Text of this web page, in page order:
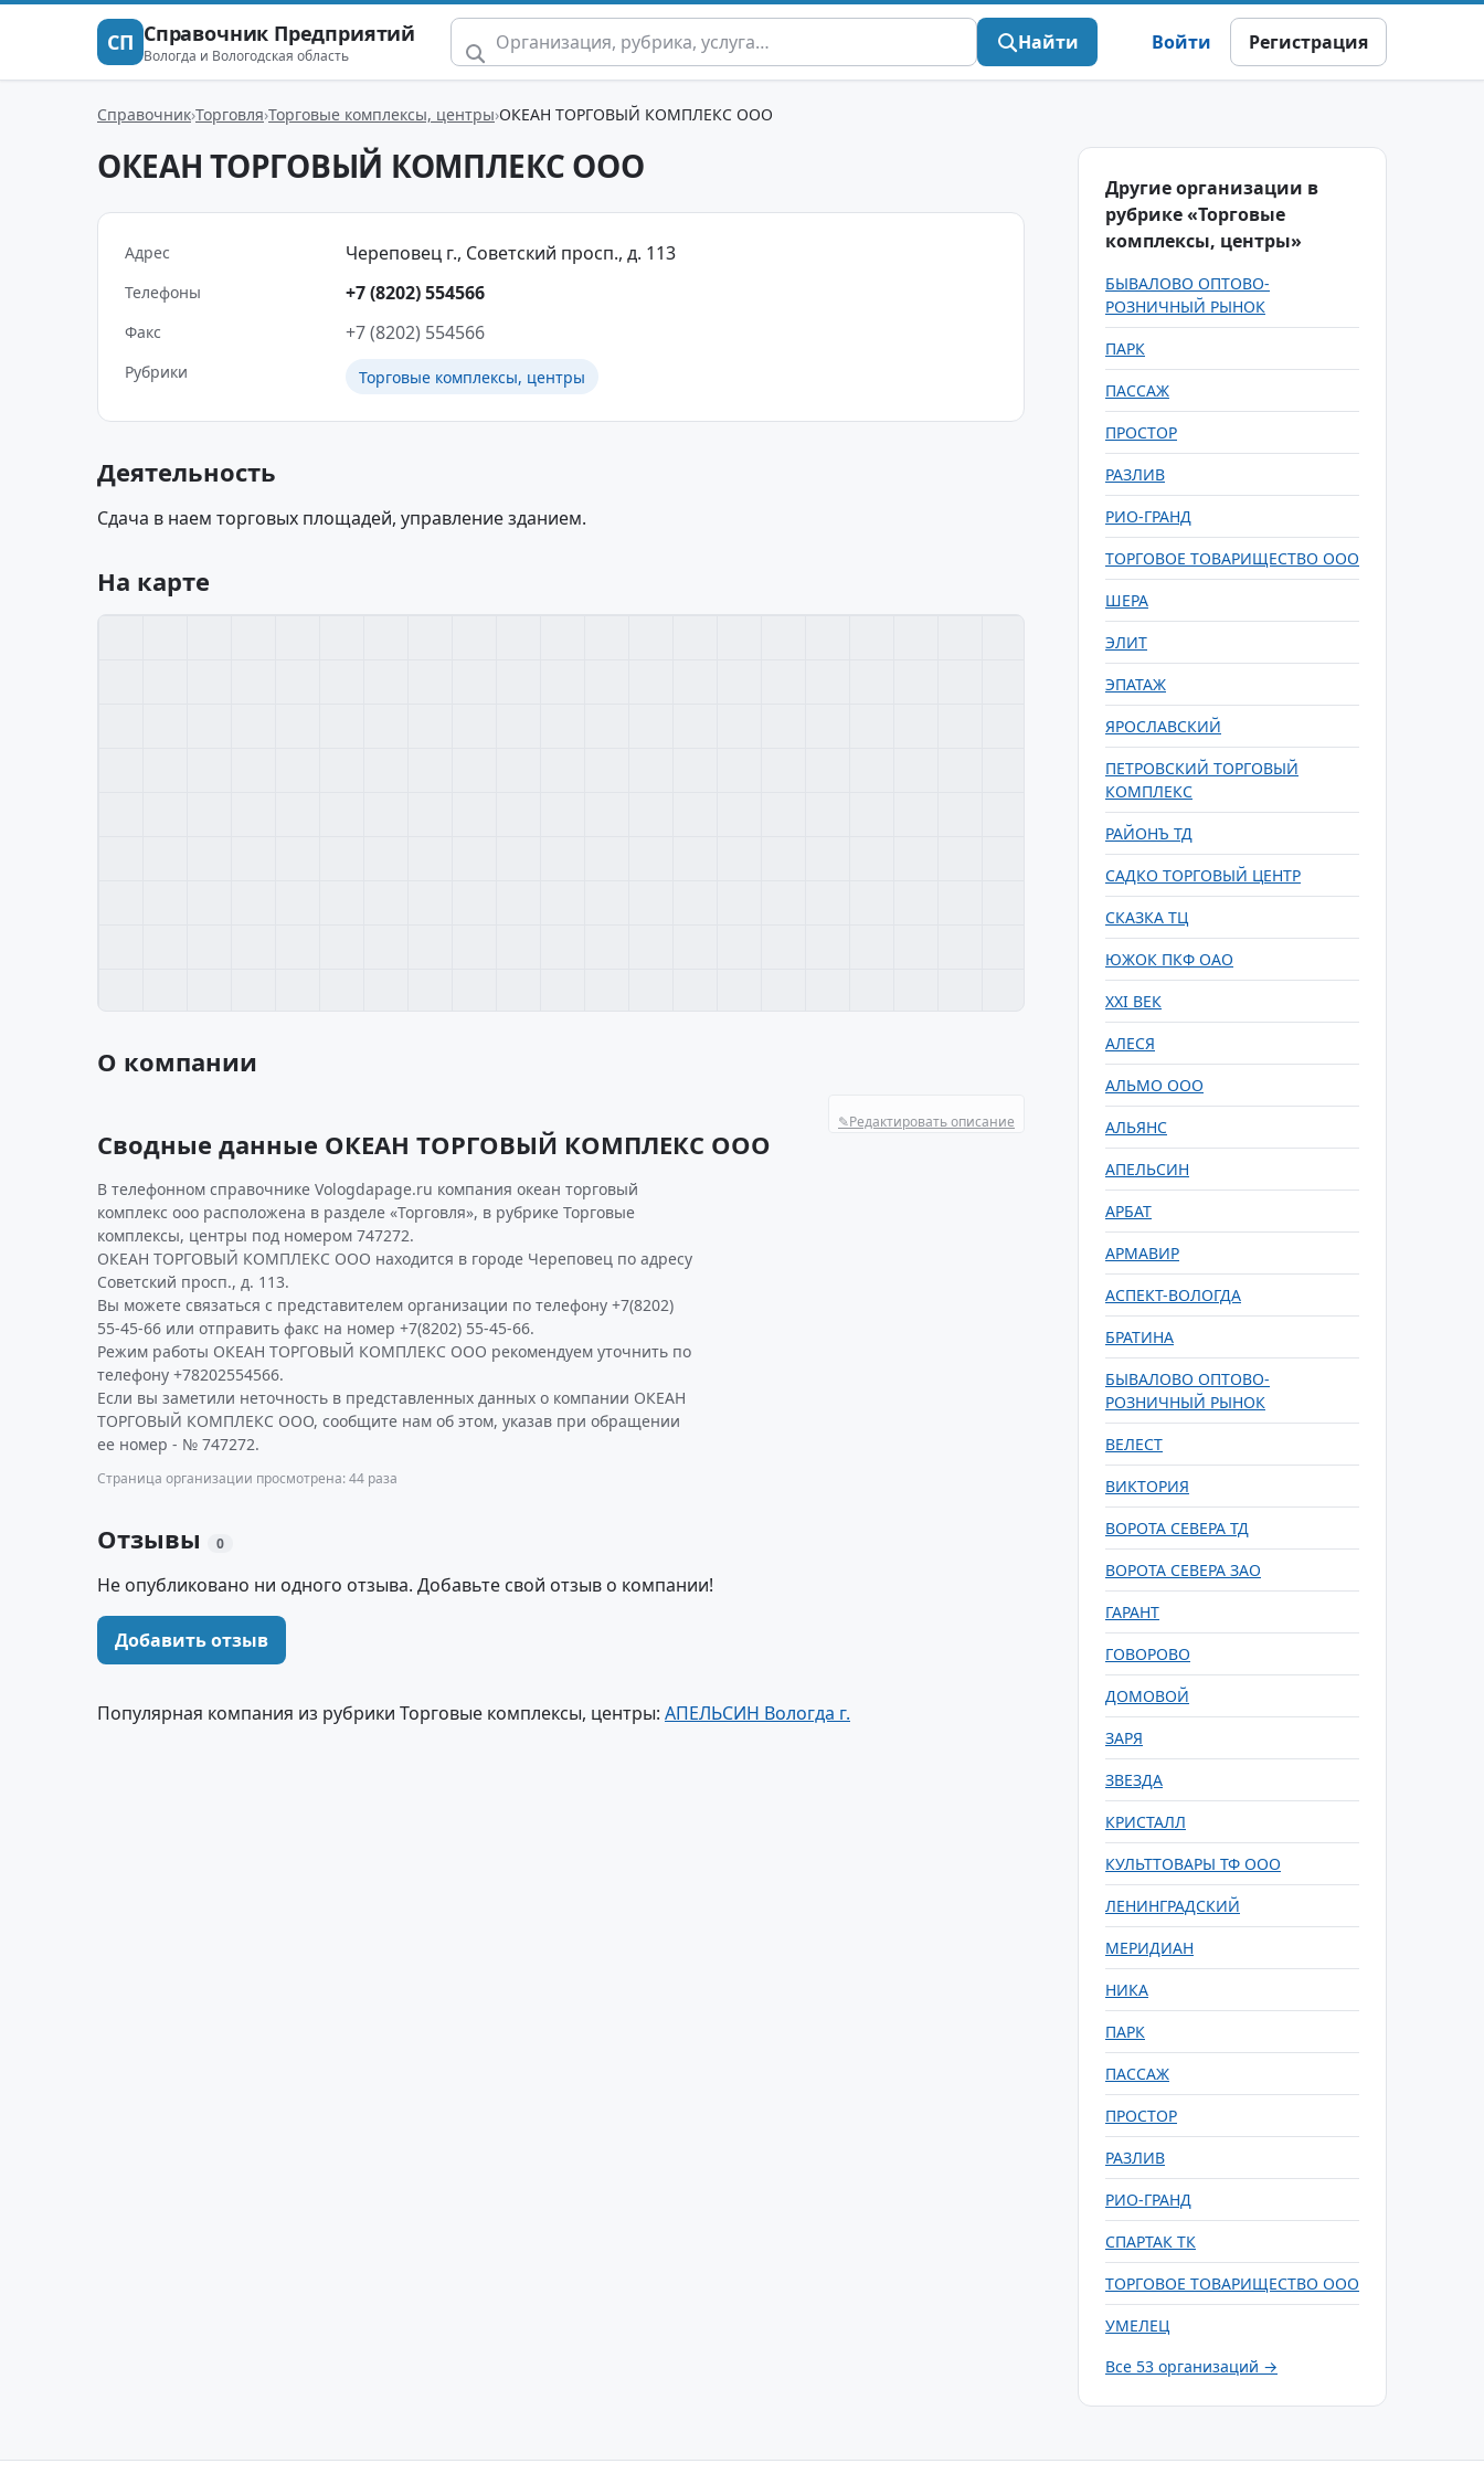
СП Справочник Предприятий
Вологда и Вологодская область
Найти Войти Регистрация
Справочник Торговля Торговые комплексы, центры ОКЕАН ТОРГОВЫЙ КОМПЛЕКС ООО
ОКЕАН ТОРГОВЫЙ КОМПЛЕКС ООО
Адрес Череповец г., Советский просп., д. 113
Телефоны +7 (8202) 554566
Факс +7 (8202) 554566
Рубрики Торговые комплексы, центры
Деятельность
Сдача в наем торговых площадей, управление зданием.
На карте
О компании
✎Редактировать описание
Сводные данные ОКЕАН ТОРГОВЫЙ КОМПЛЕКС ООО
В телефонном справочнике Vologdapage.ru компания океан торговый
комплекс ооо расположена в разделе «Торговля», в рубрике Торговые
комплексы, центры под номером 747272.
ОКЕАН ТОРГОВЫЙ КОМПЛЕКС ООО находится в городе Череповец по адресу
Советский просп., д. 113.
Вы можете связаться с представителем организации по телефону +7(8202)
55-45-66 или отправить факс на номер +7(8202) 55-45-66.
Режим работы ОКЕАН ТОРГОВЫЙ КОМПЛЕКС ООО рекомендуем уточнить по
телефону +78202554566.
Если вы заметили неточность в представленных данных о компании ОКЕАН
ТОРГОВЫЙ КОМПЛЕКС ООО, сообщите нам об этом, указав при обращении
ее номер - № 747272.
Страница организации просмотрена: 44 раза
Отзывы 0
Не опубликовано ни одного отзыва. Добавьте свой отзыв о компании!
Добавить отзыв
Популярная компания из рубрики Торговые комплексы, центры: АПЕЛЬСИН Вологда г.
Другие организации в
рубрике «Торговые
комплексы, центры»
БЫВАЛОВО ОПТОВО-
РОЗНИЧНЫЙ РЫНОК
ПАРК
ПАССАЖ
ПРОСТОР
РАЗЛИВ
РИО-ГРАНД
ТОРГОВОЕ ТОВАРИЩЕСТВО ООО
ШЕРА
ЭЛИТ
ЭПАТАЖ
ЯРОСЛАВСКИЙ
ПЕТРОВСКИЙ ТОРГОВЫЙ
КОМПЛЕКС
РАЙОНЪ ТД
САДКО ТОРГОВЫЙ ЦЕНТР
СКАЗКА ТЦ
ЮЖОК ПКФ ОАО
XXI ВЕК
АЛЕСЯ
АЛЬМО ООО
АЛЬЯНС
АПЕЛЬСИН
АРБАТ
АРМАВИР
АСПЕКТ-ВОЛОГДА
БРАТИНА
БЫВАЛОВО ОПТОВО-
РОЗНИЧНЫЙ РЫНОК
ВЕЛЕСТ
ВИКТОРИЯ
ВОРОТА СЕВЕРА ТД
ВОРОТА СЕВЕРА ЗАО
ГАРАНТ
ГОВОРОВО
ДОМОВОЙ
ЗАРЯ
ЗВЕЗДА
КРИСТАЛЛ
КУЛЬТТОВАРЫ ТФ ООО
ЛЕНИНГРАДСКИЙ
МЕРИДИАН
НИКА
ПАРК
ПАССАЖ
ПРОСТОР
РАЗЛИВ
РИО-ГРАНД
СПАРТАК ТК
ТОРГОВОЕ ТОВАРИЩЕСТВО ООО
УМЕЛЕЦ
Все 53 организаций →